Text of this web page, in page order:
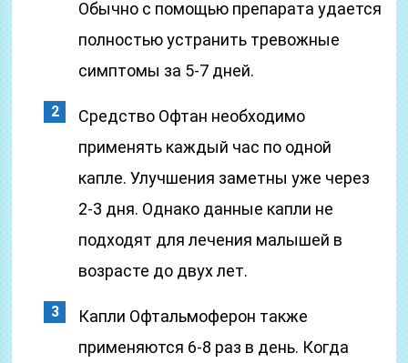
Обычно с помощью препарата удается
полностью устранить тревожные
симптомы за 5-7 дней.
Средство Офтан необходимо
применять каждый час по одной
капле. Улучшения заметны уже через
2-3 дня. Однако данные капли не
подходят для лечения малышей в
возрасте до двух лет.
Капли Офтальмоферон также
применяются 6-8 раз в день. Когда